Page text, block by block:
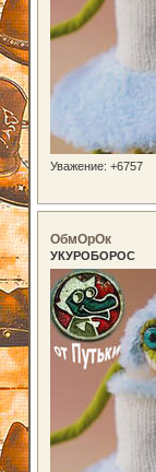
Уважение: +6757
ОбмОрОк
УКУРОБОРОС